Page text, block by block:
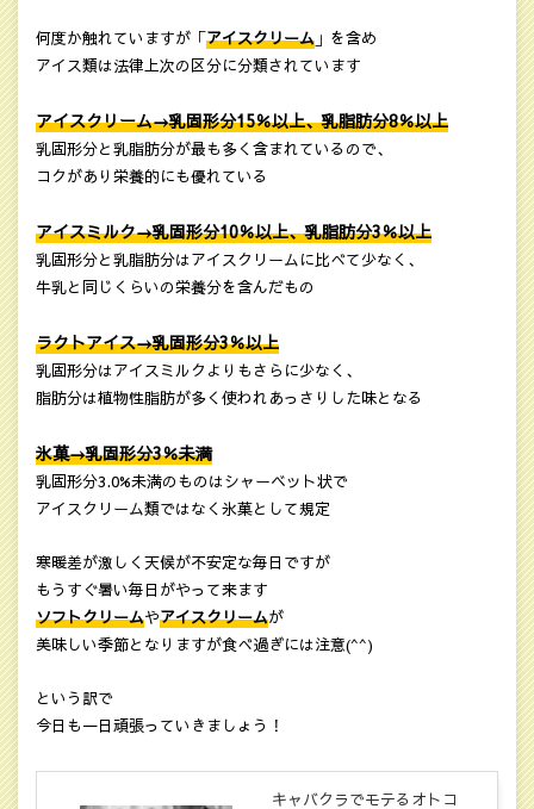
何度か触れていますが「アイスクリーム 」を含め
アイス類は法律上次の区分に分類されています
アイスクリーム→乳固形分15％以上、乳脂肪分8％以上
乳固形分と乳脂肪分が最も多く含まれているので、
コクがあり栄養的にも優れている
アイスミルク→乳固形分10％以上、乳脂肪分3％以上
乳固形分と乳脂肪分はアイスクリームに比べて少なく、
牛乳と同じくらいの栄養分を含んだもの
ラクトアイス→乳固形分3％以上
乳固形分はアイスミルクよりもさらに少なく、
脂肪分は植物性脂肪が多く使われあっさりした味となる
氷菓→乳固形分3％未満
乳固形分3.0%未満のものはシャーベット状で
アイスクリーム類ではなく氷菓として規定
寒暖差が激しく天候が不安定な毎日ですが
もうすぐ暑い毎日がやって来ます
ソフトクリームやアイスクリームが
美味しい季節となりますが食べ過ぎには注意(^^)
という訳で
今日も一日頑張っていきましょう！
キャバクラでモテるオトコ